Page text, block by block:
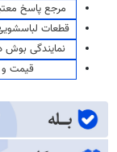
مرجع پاسخ
قطعات
نمایندگی بوش
قیمت و